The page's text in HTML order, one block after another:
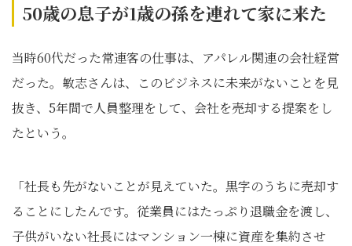
50歳の息子が1歳の孫を連れて家に来た
当時60代だった常連客の仕事は、アパレル関連の会社経営
だった。敏志さんは、このビジネスに未来がないことを見
抜き、5年間で人員整理をして、会社を売却する提案をし
たという。
「社長も先がないことが見えていた。黒字のうちに売却す
ることにしたんです。従業員にはたっぷり退職金を渡し、
子供がいない社長にはマンション一棟に資産を集約させ